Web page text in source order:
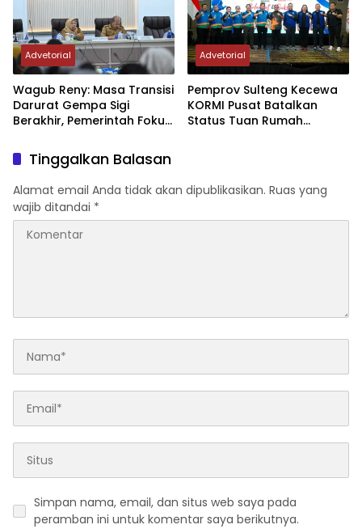
Advetorial
Wagub Reny: Masa Transisi
Darurat Gempa Sigi
Berakhir, Pemerintah Fokus
Advetorial
Pemprov Sulteng Kecewa
KORMI Pusat Batalkan
Status Tuan Rumah
Tinggalkan Balasan
Alamat email Anda tidak akan dipublikasikan. Ruas yang
wajib ditandai *
Simpan nama, email, dan situs web saya pada
peramban ini untuk komentar saya berikutnya.